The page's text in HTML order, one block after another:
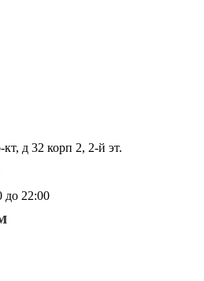
д 32 корп 2, 2-й эт.
до 22:00